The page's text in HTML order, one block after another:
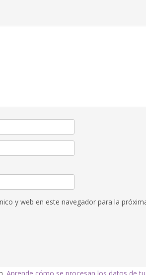
y web en este navegador para la